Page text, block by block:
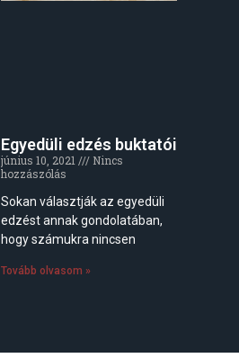
Egyedüli edzés buktatói
június 10, 2021
Nincs
hozzászólás
Sokan választják az egyedüli
edzést annak gondolatában,
hogy számukra nincsen
Tovább olvasom »